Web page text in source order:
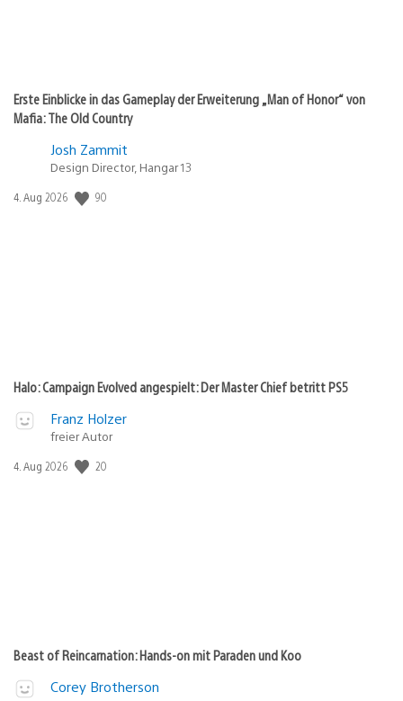
Erste Einblicke in das Gameplay der Erweiterung „Man of Honor“ von
Mafia: The Old Country
Josh Zammit
Design Director, Hangar 13
Veröffentlichungsdatum:
4. Aug 2026 90
Halo: Campaign Evolved angespielt: Der Master Chief betritt PS5
Franz Holzer
freier Autor
Veröffentlichungsdatum:
4. Aug 2026 20
Beast of Reincarnation: Hands-on mit Paraden und Koo
Corey Brotherson